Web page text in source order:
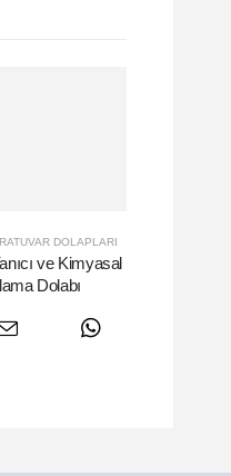
DOLAPLARI
ve Kimyasal
Dolabı